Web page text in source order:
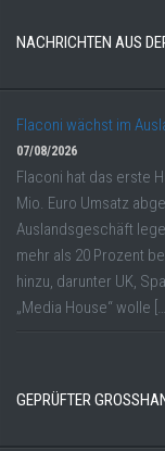
NACHRICHTEN AUS
Flaconi wächst im
07/08/2026
Flaconi hat das erste
Mio. Euro Umsatz
Auslandsgeschäft
mehr als 20 Prozent
hinzu, darunter UK,
„Media House“ wolle […]
GEPRÜFTER